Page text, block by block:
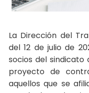
La Dirección del
del 12 de julio de
socios del
proyecto de
aquellos que se